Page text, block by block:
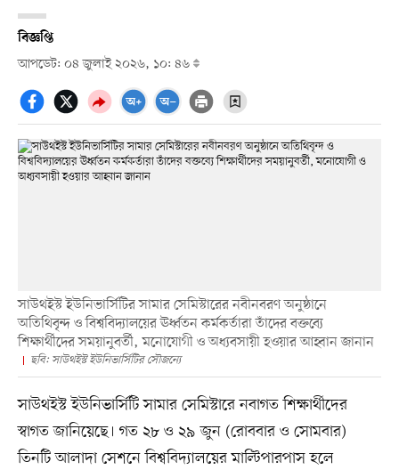
বিজ্ঞপ্তি
আপডেট: ০৪ জুলাই ২০২৬, ১০: ৪৬
সাউথইস্ট ইউনিভার্সিটির সামার সেমিস্টারের নবীনবরণ অনুষ্ঠানে
অতিথিবৃন্দ ও বিশ্ববিদ্যালয়ের ঊর্ধ্বতন কর্মকর্তারা তাঁদের বক্তব্যে
শিক্ষার্থীদের সময়ানুবর্তী, মনোযোগী ও অধ্যবসায়ী হওয়ার আহ্বান জানান
ছবি: সাউথইস্ট ইউনিভার্সিটির সৌজন্যে
সাউথইস্ট ইউনিভার্সিটি সামার সেমিস্টারে নবাগত শিক্ষার্থীদের
স্বাগত জানিয়েছে। গত ২৮ ও ২৯ জুন (রোববার ও সোমবার)
তিনটি আলাদা সেশনে বিশ্ববিদ্যালয়ের মাল্টিপারপাস হলে